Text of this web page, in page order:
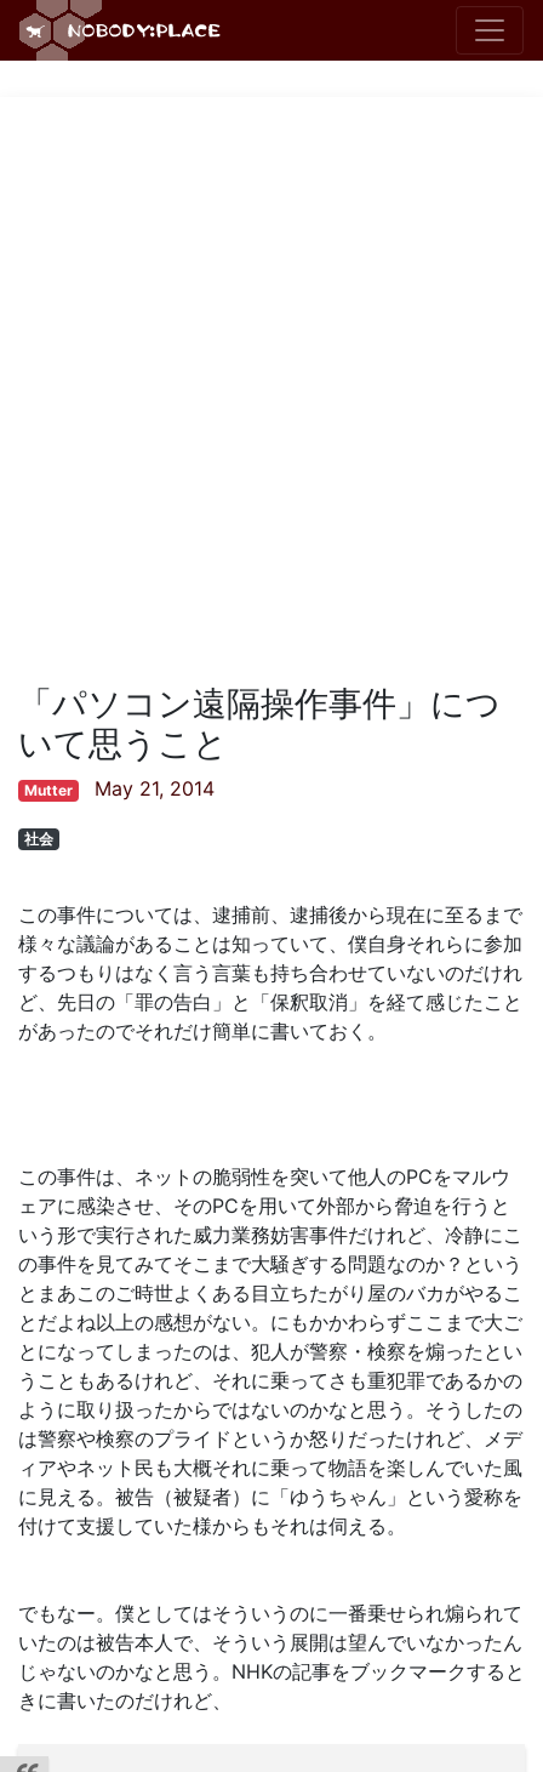
「パソコン遠隔操作事件」につ
いて思うこと
Mutter May 21, 2014
社会
この事件については、逮捕前、逮捕後から現在に至るまで
様々な議論があることは知っていて、僕自身それらに参加
するつもりはなく言う言葉も持ち合わせていないのだけれ
ど、先日の「罪の告白」と「保釈取消」を経て感じたこと
があったのでそれだけ簡単に書いておく。
この事件は、ネットの脆弱性を突いて他人のPCをマルウ
ェアに感染させ、そのPCを用いて外部から脅迫を行うと
いう形で実行された威力業務妨害事件だけれど、冷静にこ
の事件を見てみてそこまで大騒ぎする問題なのか？という
とまあこのご時世よくある目立ちたがり屋のバカがやるこ
とだよね以上の感想がない。にもかかわらずここまで大ご
とになってしまったのは、犯人が警察・検察を煽ったとい
うこともあるけれど、それに乗ってさも重犯罪であるかの
ように取り扱ったからではないのかなと思う。そうしたの
は警察や検察のプライドというか怒りだったけれど、メデ
ィアやネット民も大概それに乗って物語を楽しんでいた風
に見える。被告（被疑者）に「ゆうちゃん」という愛称を
付けて支援していた様からもそれは伺える。
でもなー。僕としてはそういうのに一番乗せられ煽られて
いたのは被告本人で、そういう展開は望んでいなかったん
じゃないのかなと思う。NHKの記事をブックマークすると
きに書いたのだけれど、